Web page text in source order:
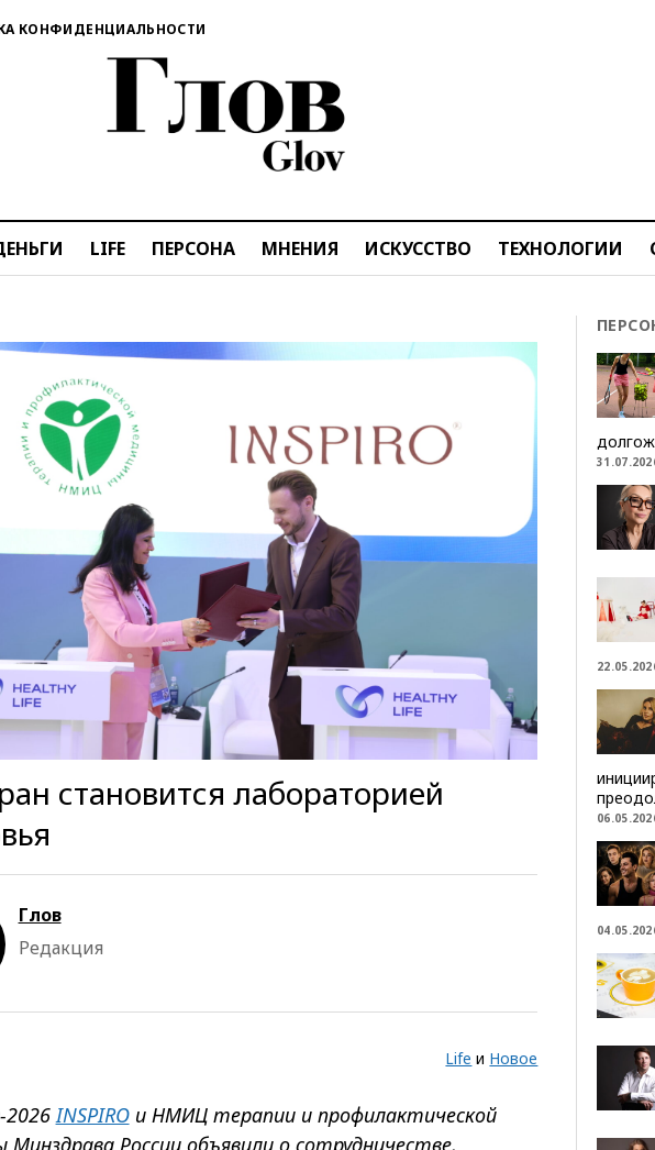
КОНФИДЕНЦИАЛЬНОСТИ
LIFE ПЕРСОНА МНЕНИЯ ИСКУССТВО ТЕХНОЛОГИИ
становится лабораторией
Глов
Редакция
Life и Новое
INSPIROи НМИЦ терапии и профилактической